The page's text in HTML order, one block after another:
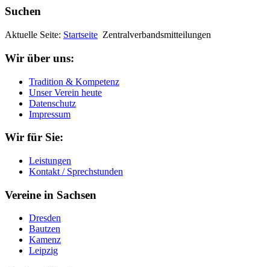
Suchen
Aktuelle Seite: Startseite Zentralverbandsmitteilungen
Wir über uns:
Tradition & Kompetenz
Unser Verein heute
Datenschutz
Impressum
Wir für Sie:
Leistungen
Kontakt / Sprechstunden
Vereine in Sachsen
Dresden
Bautzen
Kamenz
Leipzig